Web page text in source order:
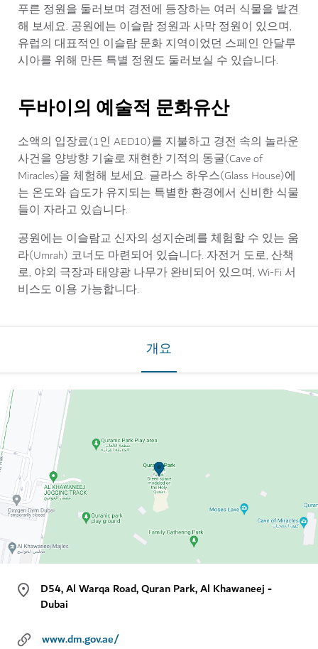
푸른 정원을 둘러보며 경전에 등장하는 여러 식물을 발견
해 보세요. 공원에는 이슬람 정원과 사막 정원이 있으며,
유럽의 대표적인 이슬람 문화 지역이었던 스페인 안달루
시아를 위해 만든 특별 정원도 둘러보실 수 있습니다.
두바이의 예술적 문화유산
소액의 입장료(1인 AED10)를 지불하고 경전 속의 놀라운
사건을 양방향 기술로 재현한 기적의 동굴(Cave of
Miracles)을 체험해 보세요. 글라스 하우스(Glass House)에
는 온도와 습도가 유지되는 특별한 환경에서 신비한 식물
들이 자라고 있습니다.
공원에는 이슬람교 신자의 성지순례를 체험할 수 있는 움
라(Umrah) 코너도 마련되어 있습니다. 자전거 도로, 산책
로, 야외 극장과 태양광 나무가 완비되어 있으며, Wi-Fi 서
비스도 이용 가능합니다.
개요
D54, Al Warqa Road, Quran Park, Al Khawaneej -
Dubai
www.dm.gov.ae/